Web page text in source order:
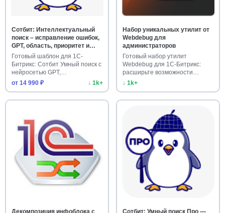
Сотбит: Интеллектуальный
поиск – исправление ошибок,
GPT, область, приоритет и
исключения
Готовый шаблон для 1С-
Битрикс: Сотбит Умный поиск с
нейросетью GPT,
исправлением…
от 14 990 ₽ ↓ 1k+
Набор уникальных утилит от
Webdebug для
администраторов
Готовый набор утилит
Webdebug для 1С-Битрикс:
расширьте возможности
администриро…
↓ 1k+
Декомпозиция инфоблока с Сотбит: Умный поиск Про —